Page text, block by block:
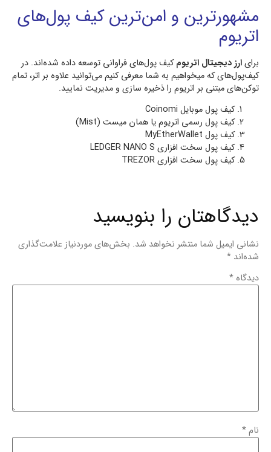
مشهورترین و امن‌ترین کیف پول‌های
اتریوم
برایارز دیجیتال اتریومکیف پول‌های فراوانی توسعه داده شده‌اند. در
کیف‌پول‌های که میخواهیم به شما معرفی کنیم می‌توانید علاوه بر اتر، تمام
توکن‌های مبتنی بر اتریوم را ذخیره سازی و مدیریت نمایید.
کیف پول موبایل Coinomi
کیف پول رسمی اتریوم یا همان میست (Mist)
کیف پول MyEtherWallet
کیف پول سخت افزاری LEDGER NANO S
کیف پول سخت افزاری TREZOR
دیدگاهتان را بنویسید
نشانی ایمیل شما منتشر نخواهد شد.بخش‌های موردنیاز علامت‌گذاری
شده‌اند*
دیدگاه*
*